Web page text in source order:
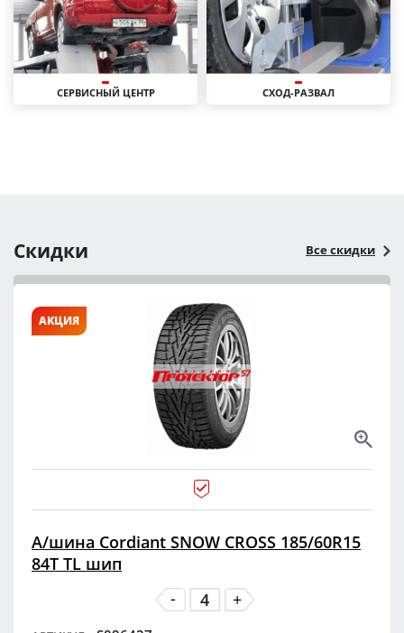
СЕРВИСНЫЙ ЦЕНТР СХОД-РАЗВАЛ
Скидки Все скидки
АКЦИЯ
А/шина Cordiant SNOW CROSS 185/60R15
84T TL шип
-
+